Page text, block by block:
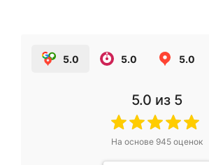
5.0 5.0 5.0
5.0 из 5
На основе 945оценок